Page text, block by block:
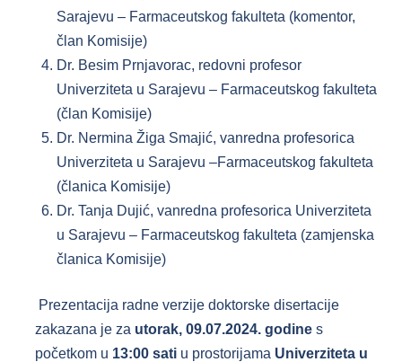
Sarajevu – Farmaceutskog fakulteta (komentor,
član Komisije)
Dr. Besim Prnjavorac, redovni profesor
Univerziteta u Sarajevu – Farmaceutskog fakulteta
(član Komisije)
Dr. Nermina Žiga Smajić, vanredna profesorica
Univerziteta u Sarajevu –Farmaceutskog fakulteta
(članica Komisije)
Dr. Tanja Dujić, vanredna profesorica Univerziteta
u Sarajevu – Farmaceutskog fakulteta (zamjenska
članica Komisije)
Prezentacija radne verzije doktorske disertacije
zakazana je za utorak, 09.07.2024. godine s
početkom u 13:00 sati u prostorijama Univerziteta u